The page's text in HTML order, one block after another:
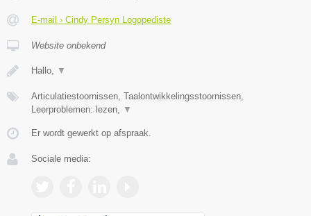
E-mail › Cindy Persyn Logopediste
Website onbekend
Hallo, ▼
Articulatiestoornissen, Taalontwikkelingsstoornissen,
Leerproblemen: lezen,
▼
Er wordt gewerkt op afspraak.
Sociale media: